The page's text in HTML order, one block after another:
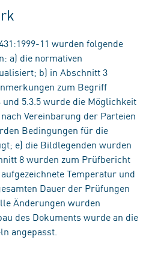
11 wurden folgende
a) die normativen
b) in Abschnitt 3
zum Begriff
5.3.5 wurde die Möglichkeit
Vereinbarung der Parteien
Bedingungen für die
e) die Bildlegenden wurden
8 wurden zum Prüfbericht
Temperatur und
Dauer der Prüfungen
Änderungen wurden
des Dokuments wurde an die
angepasst.